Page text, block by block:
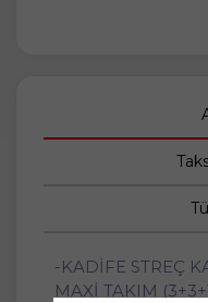
-KADİFE STREÇ
MAXİ TAKIM